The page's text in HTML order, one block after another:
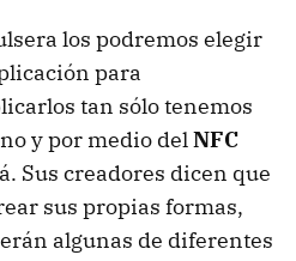
los podremos elegir
para
tan sólo tenemos
y por medio delNFC
Sus creadores dicen que
sus propias formas,
algunas de diferentes